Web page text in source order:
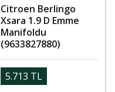
Citroen Berlingo
Xsara 1.9 D Emme
Manifoldu
(9633827880)
5.713 TL